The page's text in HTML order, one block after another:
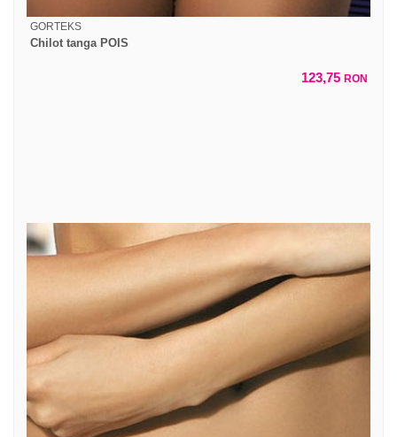
GORTEKS
Chilot tanga POIS
123,75 RON